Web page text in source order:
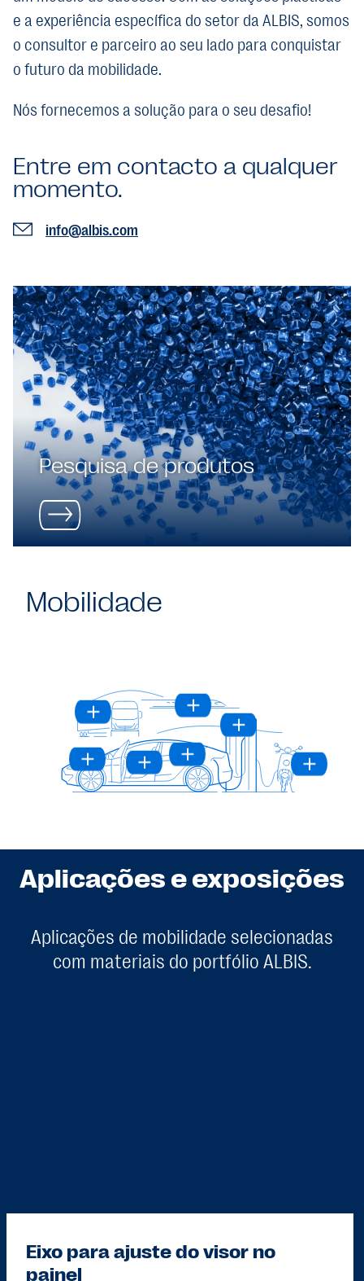
e a experiência específica do setor da ALBIS, somos
o consultor e parceiro ao seu lado para conquistar
o futuro da mobilidade.
Nós fornecemos a solução para o seu desafio!
Pesquisa de produtos
Entre em contacto a qualquer
momento.
info@albis.com
Mobilidade
Aplicações e exposições
Aplicações de mobilidade selecionadas
com materiais do portfólio ALBIS.
Eixo para ajuste do visor no
painel